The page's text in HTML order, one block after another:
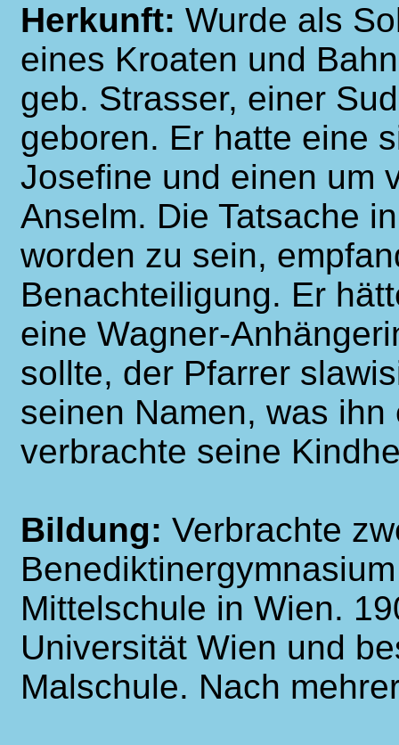
Herkunft: Wurde als
eines Kroaten und
geb. Strasser, einer
geboren. Er hatte eine
Josefine und einen um
Anselm. Die Tatsache
worden zu sein,
Benachteiligung. Er
eine Wagner-
sollte, der Pfarrer
seinen Namen, was
verbrachte seine
Bildung: Verbrachte
Mittelschule in Wien.
Universität Wien und
Malschule. Nach